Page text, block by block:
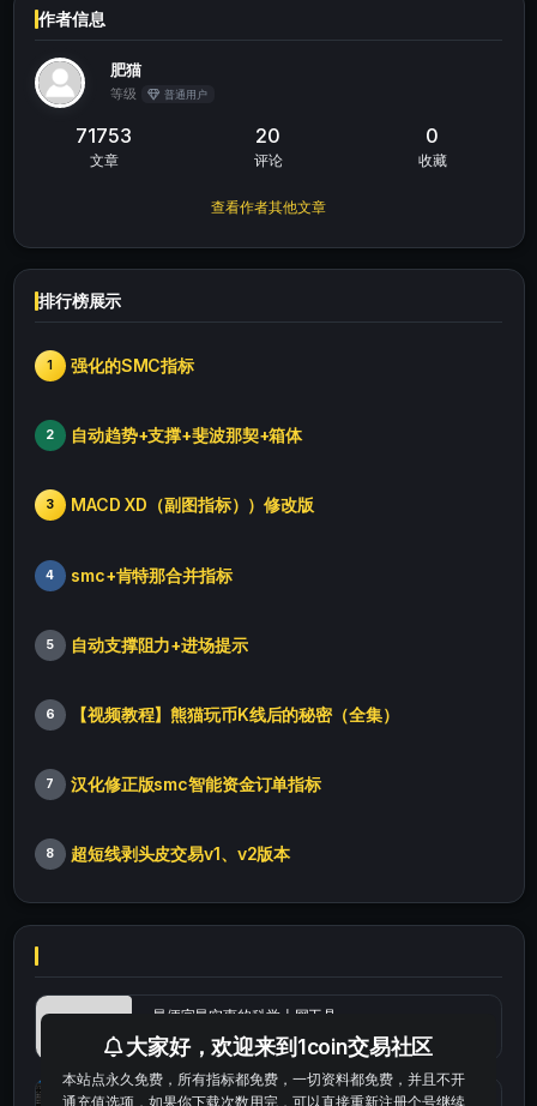
作者信息
肥猫
等级 普通用户
71753
文章
20
评论
0
收藏
查看作者其他文章
排行榜展示
1 强化的SMC指标
2 自动趋势+支撑+斐波那契+箱体
3 MACD XD（副图指标））修改版
4 smc+肯特那合并指标
5 自动支撑阻力+进场提示
6 【视频教程】熊猫玩币K线后的秘密（全集）
7 汉化修正版smc智能资金订单指标
8 超短线剥头皮交易v1、v2版本
最便宜最实惠的科学上网工具
统计涨跌幅的python代码
大家好，欢迎来到1coin交易社区
本站点永久免费，所有指标都免费，一切资料都免费，并且不开
通充值选项，如果你下载次数用完，可以直接重新注册个号继续